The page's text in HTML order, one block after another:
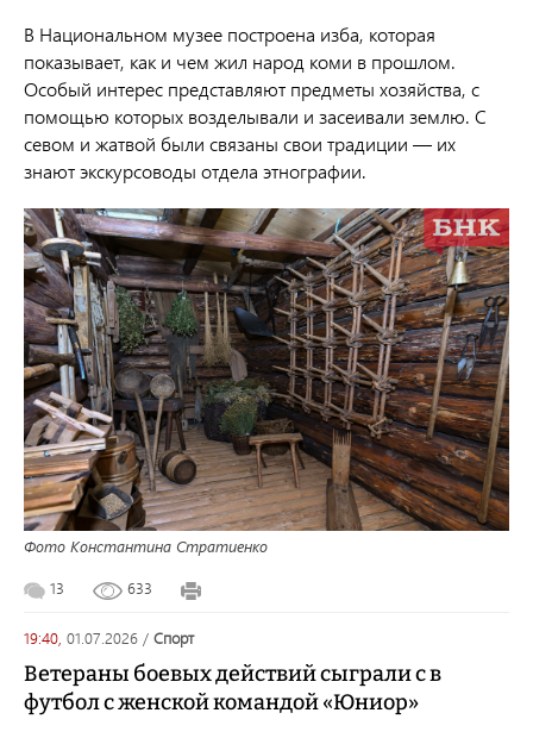
В Национальном музее построена изба, которая
показывает, как и чем жил народ коми в прошлом.
Особый интерес представляют предметы хозяйства, с
помощью которых возделывали и засеивали землю. С
севом и жатвой были связаны свои традиции — их
знают экскурсоводы отдела этнографии.
Фото Константина Стратиенко
13 633
19:40, 01.07.2026 / спорт
Ветераны боевых действий сыграли с в
футбол с женской командой «Юниор»